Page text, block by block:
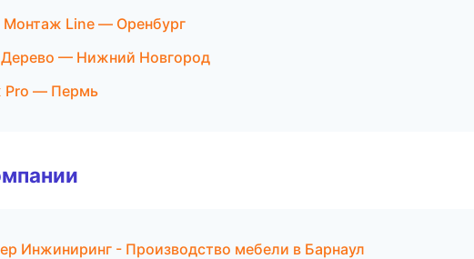
Line — Оренбург
Дерево — Нижний Новгород
Pro — Пермь
Инжиниринг - Производство мебели в Барнаул